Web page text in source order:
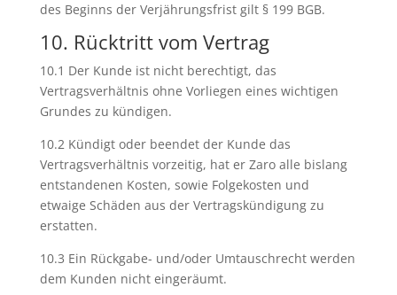
des Beginns der Verjährungsfrist gilt § 199 BGB.
10. Rücktritt vom Vertrag
10.1 Der Kunde ist nicht berechtigt, das
Vertragsverhältnis ohne Vorliegen eines wichtigen
Grundes zu kündigen.
10.2 Kündigt oder beendet der Kunde das
Vertragsverhältnis vorzeitig, hat er Zaro alle bislang
entstandenen Kosten, sowie Folgekosten und
etwaige Schäden aus der Vertragskündigung zu
erstatten.
10.3 Ein Rückgabe- und/oder Umtauschrecht werden
dem Kunden nicht eingeräumt.